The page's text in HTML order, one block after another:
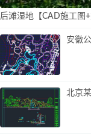
后滩湿地【CAD施工图+
安徽
北京